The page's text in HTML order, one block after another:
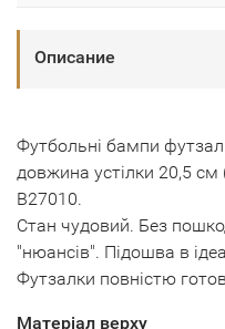
Описание
Футбольні бампи
довжина устілки 20,5
B27010.
Стан чудовий. Без
"нюансів". Підошва в
Футзалки повністю
Матеріал верху